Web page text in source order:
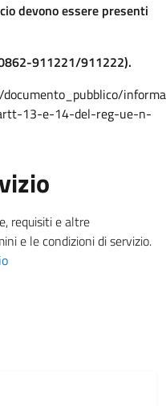
devono essere presenti
911221/911222).
documento_pubblico/
13-e-14-del-reg-ue-n-
requisiti e altre
e le condizioni di servizio.